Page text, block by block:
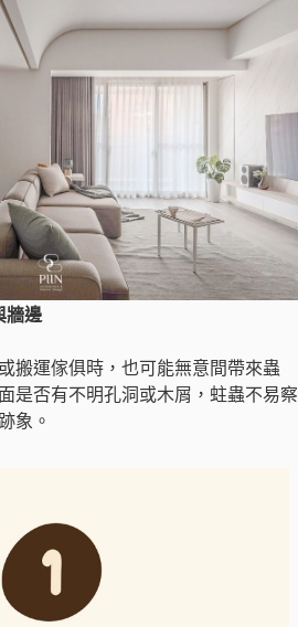
牆邊
搬運傢俱時，也可能無意間帶來蟲
是否有不明孔洞或木屑，蛀蟲不易察
象。